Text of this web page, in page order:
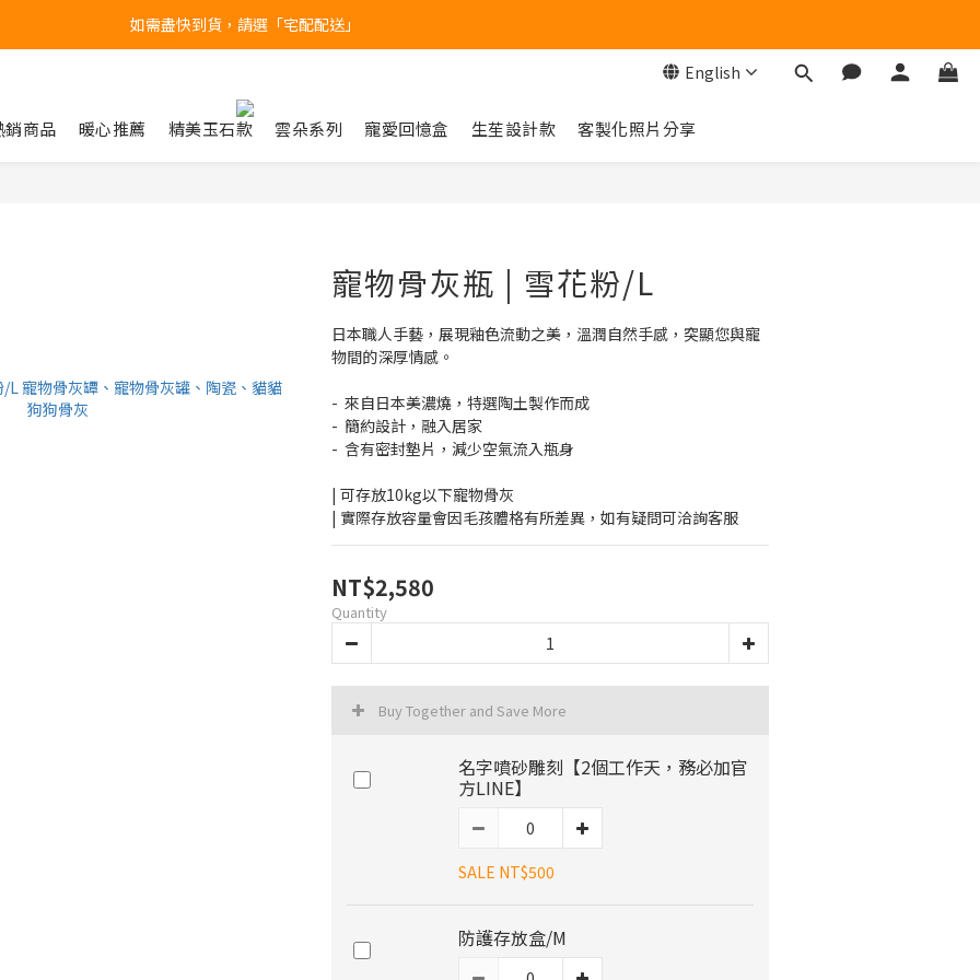
台北民權門市，現貨展示中
產品均備有現貨，下單後最快當天即可出貨
English
銷商品 暖心推薦 精美玉石款 雲朵系列 寵愛回憶盒 生苼設計款 客製化照片分享
寵物骨灰瓶 | 雪花粉/L
日本職人手藝，展現釉色流動之美，溫潤自然手感，突顯您與寵
物間的深厚情感。
-  來自日本美濃燒，特選陶土製作而成
-  簡約設計，融入居家
-  含有密封墊片，減少空氣流入瓶身
| 可存放10kg以下寵物骨灰
| 實際存放容量會因毛孩體格有所差異，如有疑問可洽詢客服
NT$2,580
Quantity
Buy Together and Save More
名字噴砂雕刻【2個工作天，務必加官
方LINE】
SALE NT$500
防護存放盒/M